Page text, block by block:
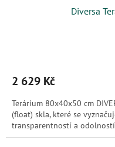
Diversa
2 629 Kč
Terárium 80x40x50 cm
(float) skla, které se
transparentností a